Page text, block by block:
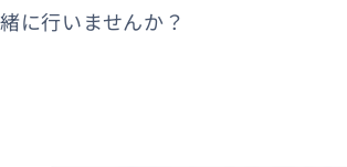
緒に行いませんか？